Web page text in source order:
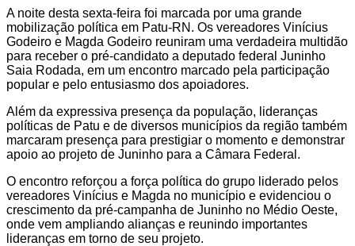
A noite desta sexta-feira foi marcada por uma grande
mobilização política em Patu-RN. Os vereadores Vinícius
Godeiro e Magda Godeiro reuniram uma verdadeira multidão
para receber o pré-candidato a deputado federal Juninho
Saia Rodada, em um encontro marcado pela participação
popular e pelo entusiasmo dos apoiadores.
Além da expressiva presença da população, lideranças
políticas de Patu e de diversos municípios da região também
marcaram presença para prestigiar o momento e demonstrar
apoio ao projeto de Juninho para a Câmara Federal.
O encontro reforçou a força política do grupo liderado pelos
vereadores Vinícius e Magda no município e evidenciou o
crescimento da pré-campanha de Juninho no Médio Oeste,
onde vem ampliando alianças e reunindo importantes
lideranças em torno de seu projeto.